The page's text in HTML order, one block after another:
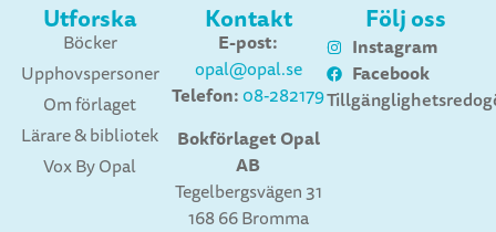
Utforska
Böcker
Upphovspersoner
Om förlaget
Lärare & bibliotek
Vox By Opal
Kontakt
E-post:
opal@opal.se
Telefon:08-282179
Bokförlaget Opal
AB
Tegelbergsvägen 31
168 66 Bromma
Följ oss
Instagram
Facebook